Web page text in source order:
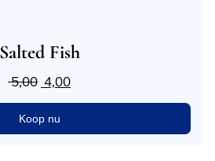
Salted Fish
5,00 4,00
Koop nu